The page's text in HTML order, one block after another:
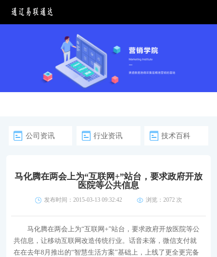
公司资讯 行业资讯 技术百科
马化腾在两会上为“互联网+”站台，要求政府开放
医院等公共信息
发布时间：2015-03-13 09:32:42 浏览： 2072 次
马化腾在两会上为“互联网+”站台，要求政府开放医院等公
共信息，让移动互联网改造传统行业。话音未落，微信支付就
在在去年8月推出的“智慧生活方案”基础上，上线了更全更完备